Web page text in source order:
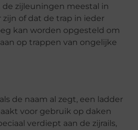
de zijleuningen meestal in
of dat de trap in ieder
kan worden opgesteld om
op trappen van ongelijke
de naam al zegt, een ladder
voor gebruik op daken
verdiept aan de zijrails,